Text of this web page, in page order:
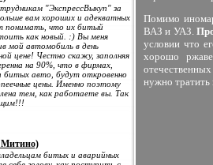
"ЭкспрессВыкуп" за
вам хороших и адекватных
понимать, что их битый
как новый. :) Вы меня
мой автомобиль в день
цене! Честно скажу, заполняя
на 90%, что в фирмах,
битых авто, будут откровенно
цены. Именно поэтому
тем, как работаете вы. Так
Митино)
битых и аварийных
Помимо
ВАЗ и УАЗ.
условии что
хорошо
нужно тратить